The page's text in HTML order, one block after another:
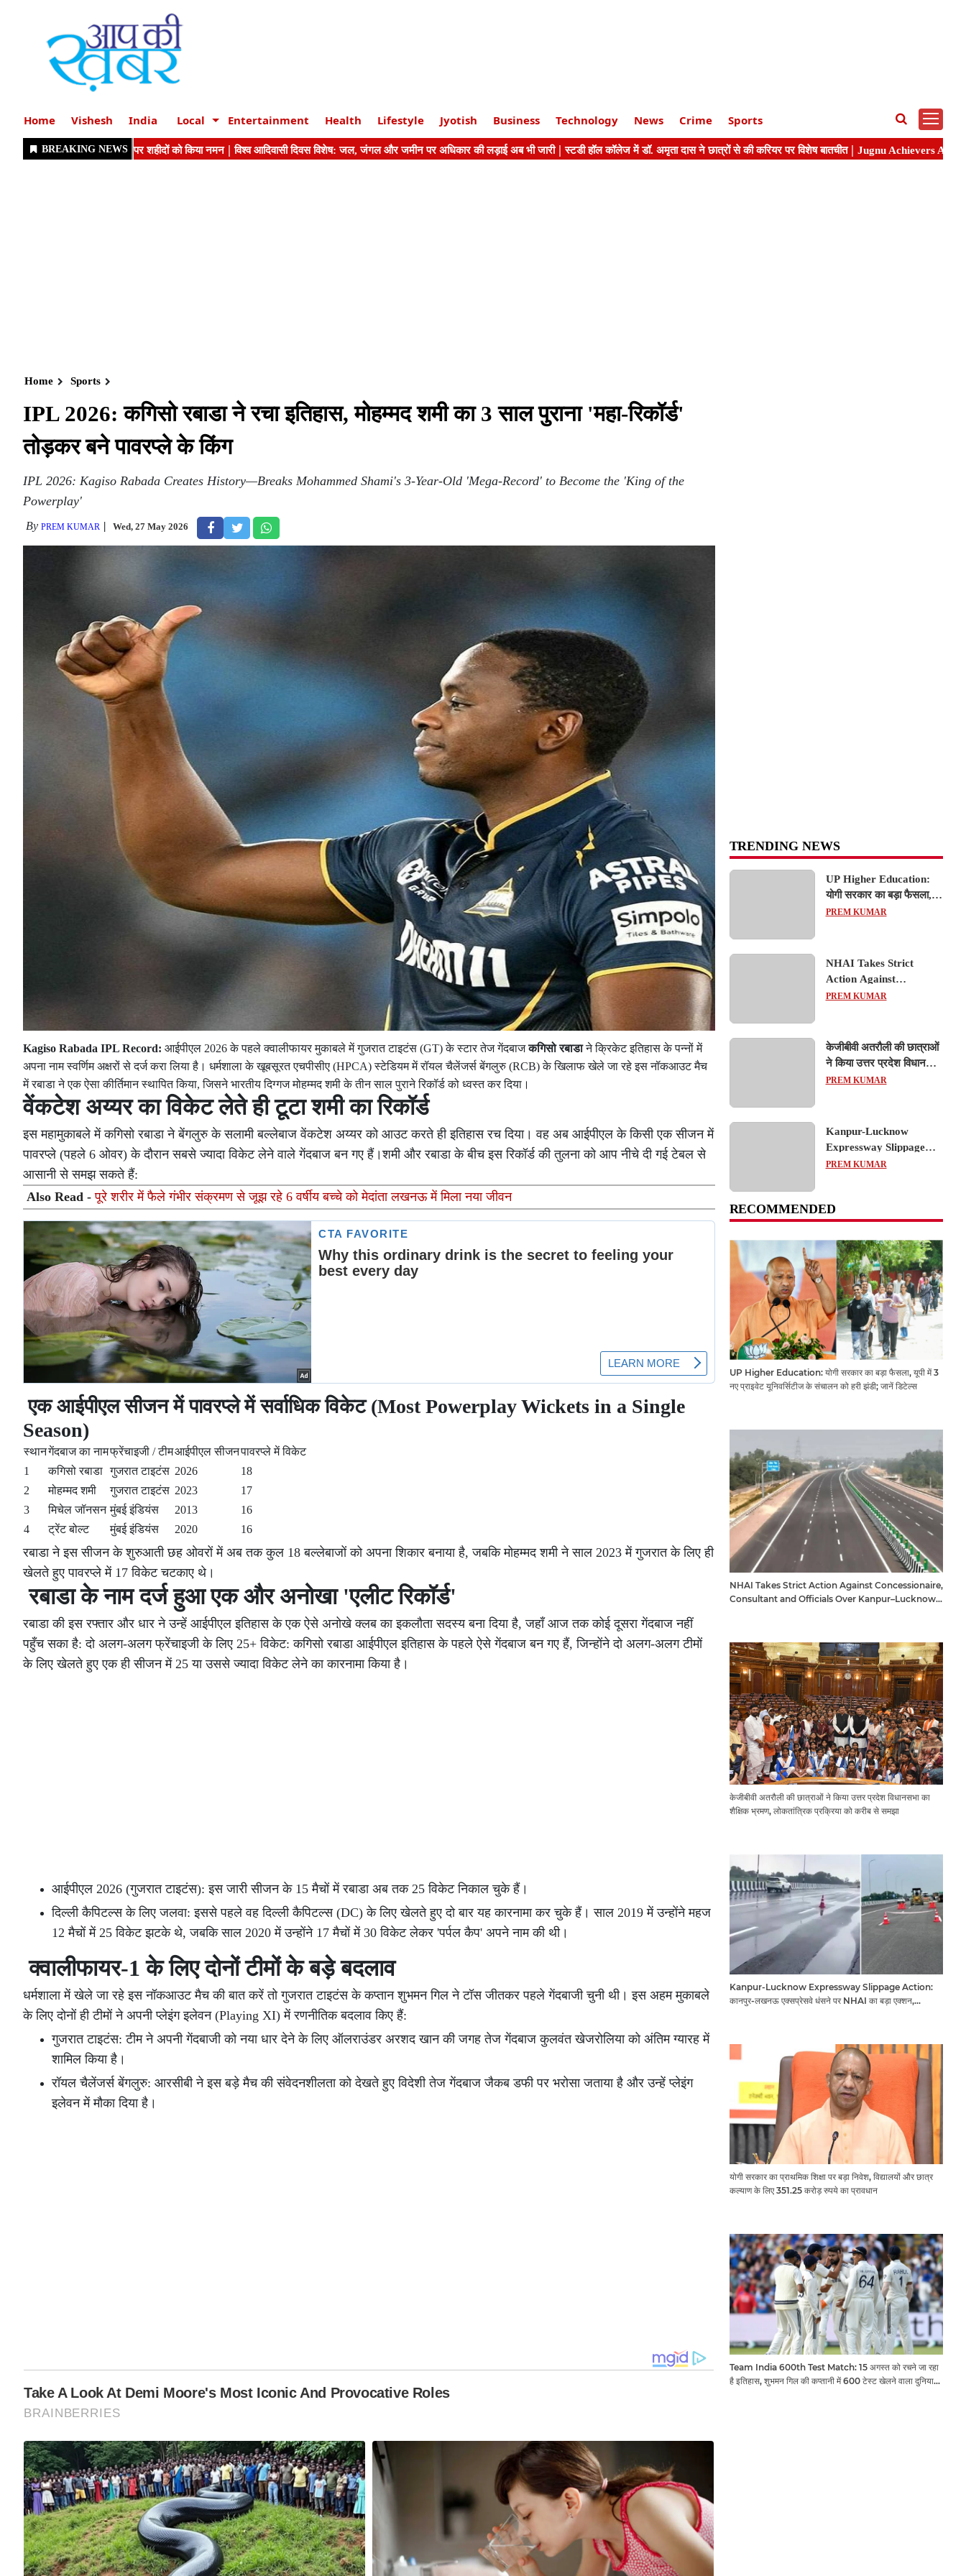
Home Vishesh India Local Entertainment Health Lifestyle Jyotish Business Technology News Crime Sports
Home Sports
IPL 2026: कगिसो रबाडा ने रचा इतिहास, मोहम्मद शमी का 3 साल पुराना 'महा-रिकॉर्ड'
तोड़कर बने पावरप्ले के किंग
IPL 2026: Kagiso Rabada Creates History—Breaks Mohammed Shami's 3-Year-Old 'Mega-Record' to Become the 'King of the
Powerplay'
By PREM KUMAR Wed, 27 May 2026
Kagiso Rabada IPL Record: आईपीएल 2026 के पहले क्वालीफायर मुकाबले में गुजरात टाइटंस (GT) के स्टार तेज गेंदबाजकगिसो रबाडाने क्रिकेट इतिहास के पन्नों में
अपना नाम स्वर्णिम अक्षरों से दर्ज करा लिया है। धर्मशाला के खूबसूरत एचपीसीए (HPCA) स्टेडियम में रॉयल चैलेंजर्स बेंगलुरु (RCB) के खिलाफ खेले जा रहे इस नॉकआउट मैच
में रबाडा ने एक ऐसा कीर्तिमान स्थापित किया, जिसने भारतीय दिग्गज मोहम्मद शमी के तीन साल पुराने रिकॉर्ड को ध्वस्त कर दिया।
वेंकटेश अय्यर का विकेट लेते ही टूटा शमी का रिकॉर्ड
इस महामुकाबले में कगिसो रबाडा ने बेंगलुरु के सलामी बल्लेबाज वेंकटेश अय्यर को आउट करते ही इतिहास रच दिया। वह अब आईपीएल के किसी एक सीजन में
पावरप्ले (पहले 6 ओवर) के दौरान सबसे ज्यादा विकेट लेने वाले गेंदबाज बन गए हैं।शमी और रबाडा के बीच इस रिकॉर्ड की तुलना को आप नीचे दी गई टेबल से
आसानी से समझ सकते हैं:
Also Read -पूरे शरीर में फैले गंभीर संक्रमण से जूझ रहे 6 वर्षीय बच्चे को मेदांता लखनऊ में मिला नया जीवन
एक आईपीएल सीजन में पावरप्ले में सर्वाधिक विकेट (Most Powerplay Wickets in a Single
Season)
स्थानगेंदबाज का नामफ्रेंचाइजी / टीमआईपीएल सीजनपावरप्ले में विकेट
1
कगिसो रबाडा गुजरात टाइटंस 2026
18
2
मोहम्मद शमी गुजरात टाइटंस 2023
17
3
मिचेल जॉनसन मुंबई इंडियंस 2013
16
4
ट्रेंट बोल्ट मुंबई इंडियंस 2020 16
रबाडा ने इस सीजन के शुरुआती छह ओवरों में अब तक कुल 18 बल्लेबाजों को अपना शिकार बनाया है, जबकि मोहम्मद शमी ने साल 2023 में गुजरात के लिए ही
खेलते हुए पावरप्ले में 17 विकेट चटकाए थे।
रबाडा के नाम दर्ज हुआ एक और अनोखा 'एलीट रिकॉर्ड'
रबाडा की इस रफ्तार और धार ने उन्हें आईपीएल इतिहास के एक ऐसे अनोखे क्लब का इकलौता सदस्य बना दिया है, जहाँ आज तक कोई दूसरा गेंदबाज नहीं
पहुँच सका है: दो अलग-अलग फ्रेंचाइजी के लिए 25+ विकेट: कगिसो रबाडा आईपीएल इतिहास के पहले ऐसे गेंदबाज बन गए हैं, जिन्होंने दो अलग-अलग टीमों
के लिए खेलते हुए एक ही सीजन में 25 या उससे ज्यादा विकेट लेने का कारनामा किया है।
आईपीएल 2026 (गुजरात टाइटंस): इस जारी सीजन के 15 मैचों में रबाडा अब तक 25 विकेट निकाल चुके हैं।
दिल्ली कैपिटल्स के लिए जलवा: इससे पहले वह दिल्ली कैपिटल्स (DC) के लिए खेलते हुए दो बार यह कारनामा कर चुके हैं। साल 2019 में उन्होंने महज
12 मैचों में 25 विकेट झटके थे, जबकि साल 2020 में उन्होंने 17 मैचों में 30 विकेट लेकर 'पर्पल कैप' अपने नाम की थी।
क्वालीफायर-1 के लिए दोनों टीमों के बड़े बदलाव
धर्मशाला में खेले जा रहे इस नॉकआउट मैच की बात करें तो गुजरात टाइटंस के कप्तान शुभमन गिल ने टॉस जीतकर पहले गेंदबाजी चुनी थी। इस अहम मुकाबले
के लिए दोनों ही टीमों ने अपनी प्लेइंग इलेवन (Playing XI) में रणनीतिक बदलाव किए हैं:
गुजरात टाइटंस: टीम ने अपनी गेंदबाजी को नया धार देने के लिए ऑलराउंडर अरशद खान की जगह तेज गेंदबाज कुलवंत खेजरोलिया को अंतिम ग्यारह में
शामिल किया है।
रॉयल चैलेंजर्स बेंगलुरु: आरसीबी ने इस बड़े मैच की संवेदनशीलता को देखते हुए विदेशी तेज गेंदबाज जैकब डफी पर भरोसा जताया है और उन्हें प्लेइंग
इलेवन में मौका दिया है।
TRENDING NEWS
UP Higher Education:
योगी सरकार का बड़ा फैसला,
यूपी में 3 नए प्राइवेट
PREM KUMAR
NHAI Takes Strict
Action Against
Concessionaire,
Expressway Issues
PREM KUMAR
केजीबीवी अतरौली की छात्राओं
ने किया उत्तर प्रदेश विधानसभा
का शैक्षिक भ्रमण, लोकतांत्रिक
PREM KUMAR
Kanpur-Lucknow
Expressway Slippage
Action: कानपुर-लखनऊ
और कंपनियों पर गिरी गाज,
PREM KUMAR
RECOMMENDED
UP Higher Education: योगी सरकार का बड़ा फैसला, यूपी में 3
नए प्राइवेट यूनिवर्सिटीज के संचालन को हरी झंडी; जानें डिटेल्स
NHAI Takes Strict Action Against Concessionaire,
Consultant and Officials Over Kanpur–Lucknow
केजीबीवी अतरौली की छात्राओं ने किया उत्तर प्रदेश विधानसभा का
शैक्षिक भ्रमण, लोकतांत्रिक प्रक्रिया को करीब से समझा
Kanpur-Lucknow Expressway Slippage Action:
कानपुर-लखनऊ एक्सप्रेसवे धंसने पर NHAI का बड़ा एक्शन,
योगी सरकार का प्राथमिक शिक्षा पर बड़ा निवेश, विद्यालयों और छात्र
कल्याण के लिए 351.25 करोड़ रुपये का प्रावधान
Team India 600th Test Match: 15 अगस्त को रचने जा रहा
है इतिहास, शुभमन गिल की कप्तानी में 600 टेस्ट खेलने वाला दुनिया